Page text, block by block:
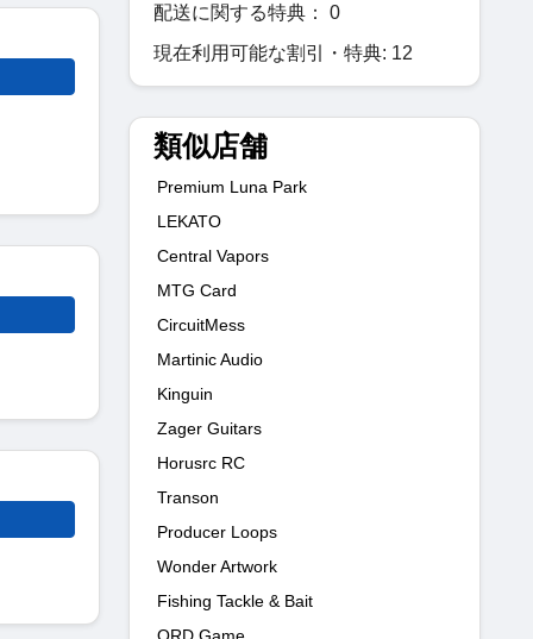
配送に関する特典： 0
現在利用可能な割引・特典: 12
類似店舗
Premium Luna Park
LEKATO
Central Vapors
MTG Card
CircuitMess
Martinic Audio
Kinguin
Zager Guitars
Horusrc RC
Transon
Producer Loops
Wonder Artwork
Fishing Tackle & Bait
QRD Game